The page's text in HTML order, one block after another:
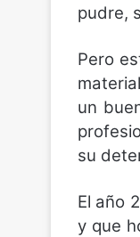
pudre,
Pero
un
su
El año
y que